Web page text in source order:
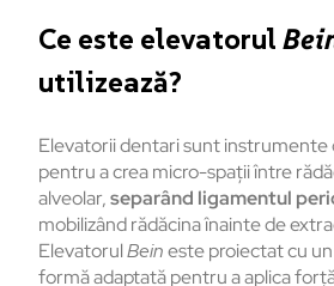
Ce este elevatorul
utilizează?
Elevatorii dentari sunt instrumente
pentru a crea micro-spații între
alveolar,separând ligamentul
mobilizând rădăcina înainte de
ElevatorulBeineste proiectat cu
formă adaptată pentru a aplica